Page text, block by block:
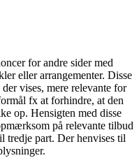
for andre sider med
eller arrangementer. Disse
vises, mere relevante for
fx at forhindre, at den
op. Hensigten med disse
på relevante tilbud
part. Der henvises til